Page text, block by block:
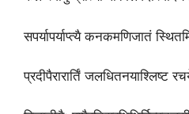
सपर्यापर्याप्त्यै कनकमणिजातं
प्रदीपैरारार्तिं जलधितनयाश्लिष्ट